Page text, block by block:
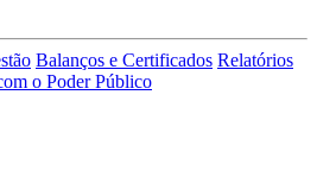
Balanços e Certificados Relatórios
o Poder Público